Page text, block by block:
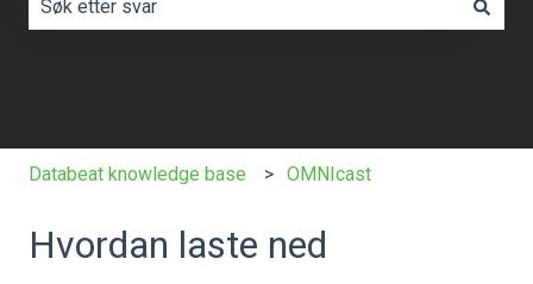
Databeat knowledge base OMNIcast
Hvordan laste ned